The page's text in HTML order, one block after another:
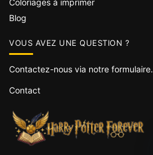
Coloriages à imprimer
Blog
VOUS AVEZ UNE QUESTION ?
Contactez-nous via notre formulaire.
Contact